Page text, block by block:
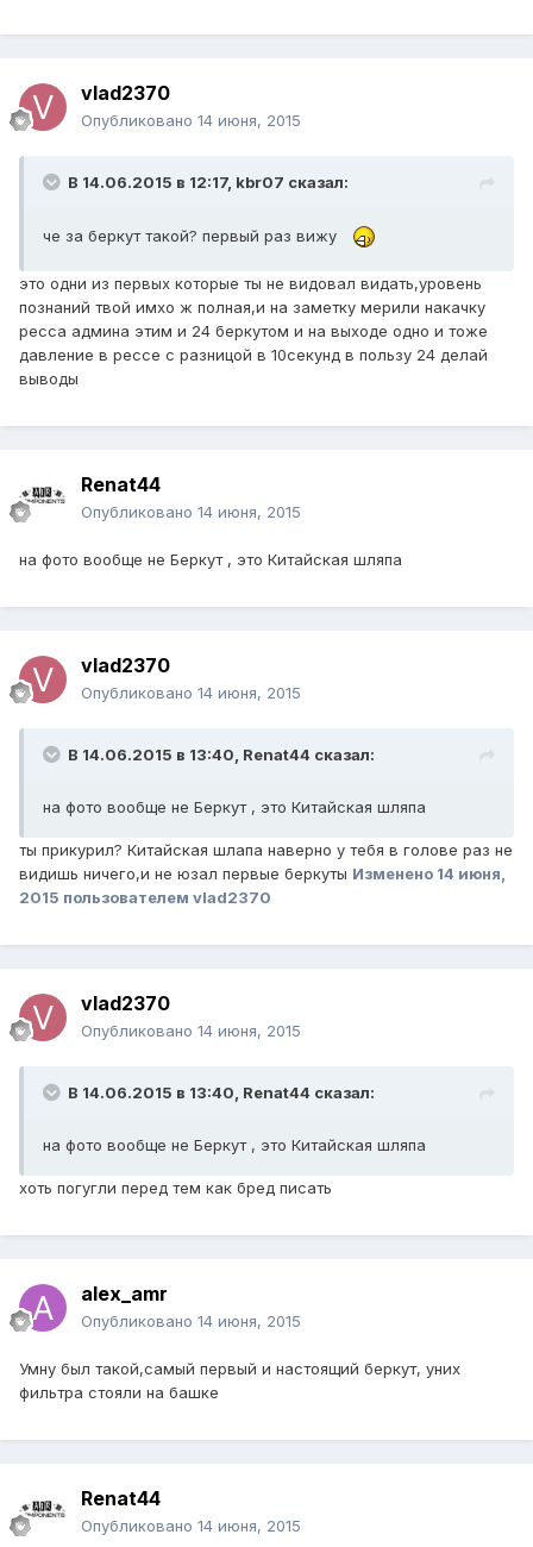
vlad2370
Опубликовано 14 июня, 2015
В 14.06.2015 в 12:17, kbr07 сказал:
че за беркут такой? первый раз вижу
это одни из первых которые ты не видовал видать,уровень
познаний твой имхо ж полная,и на заметку мерили накачку
ресса админа этим и 24 беркутом и на выходе одно и тоже
давление в рессе с разницой в 10секунд в пользу 24 делай
выводы
Renat44
Опубликовано 14 июня, 2015
на фото вообще не Беркут , это Китайская шляпа
vlad2370
Опубликовано 14 июня, 2015
В 14.06.2015 в 13:40, Renat44 сказал:
на фото вообще не Беркут , это Китайская шляпа
ты прикурил? Китайская шлапа наверно у тебя в голове раз не
видишь ничего,и не юзал первые беркуты Изменено 14 июня,
2015 пользователем vlad2370
vlad2370
Опубликовано 14 июня, 2015
В 14.06.2015 в 13:40, Renat44 сказал:
на фото вообще не Беркут , это Китайская шляпа
хоть погугли перед тем как бред писать
alex_amr
Опубликовано 14 июня, 2015
Умну был такой,самый первый и настоящий беркут, уних
фильтра стояли на башке
Renat44
Опубликовано 14 июня, 2015